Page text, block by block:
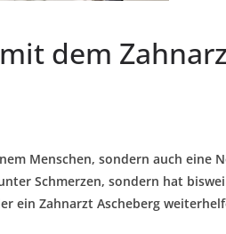
dem
Menschen, sondern auch eine
Schmerzen, sondern hat
ein Zahnarzt Ascheberg